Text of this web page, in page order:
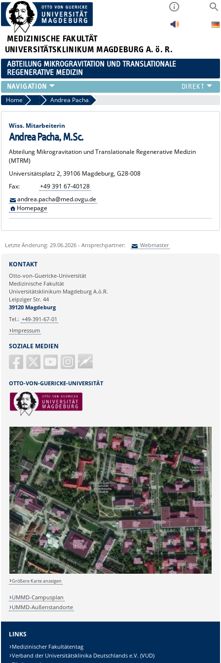
MEDIZINISCHE FAKULTÄT
UNIVERSITÄTSKLINIKUM MAGDEBURG A. ö. R.
ABTEILUNG MIKROGRAVITATION UND TRANSLATIONALE
REGENERATIVE MEDIZIN
FORSCHUNG
LEHRE
VERANSTALTUNGEN
AKTUELLES
TEAM
KOOPERATIONEN
KONTAKT
Home Wissenschaftliches Personal
Andrea Pacha
Wiss. Mitarbeiterin
Andrea Pacha, M.Sc.
Abteilung Mikrogravitation und Translationale Regenerative Medizin
(MTRM)
Universitätsplatz 2, 39106 Magdeburg, G28-008
Fax:
+49 391 67-40128
andrea.pacha@med.ovgu.de
Homepage
Letzte Änderung: 29.06.2026 - Ansprechpartner: Webmaster
Ihre E-Mailadresse:
Ihr Anliegen:
Sicherheitsabfrage:
Lösung:
SOZIALE MEDIEN
Guericke
FM
OTTO-VON-GUERICKE-UNIVERSITÄT
KONTAKT
Otto-von-Guericke-Universität
Medizinische Fakultät
Universitätsklinikum Magdeburg A.ö.R.
Leipziger Str. 44
39120 Magdeburg
Tel.: +49-391-67-01
Impressum
Größere Karte anzeigen
UMMD-Campusplan
UMMD-Außenstandorte
LINKS
Medizinischer Fakultätentag
Verband der Universitätsklinika Deutschlands e.V. (VUD)